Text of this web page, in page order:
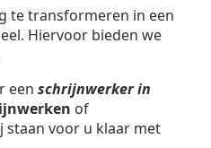
te transformeren in een
Hiervoor bieden we
een schrijnwerker in
of
staan voor u klaar met